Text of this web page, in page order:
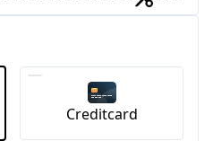
Creditcard